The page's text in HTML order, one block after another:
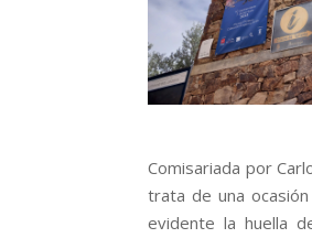
Comisariada por
trata de una
evidente la huella